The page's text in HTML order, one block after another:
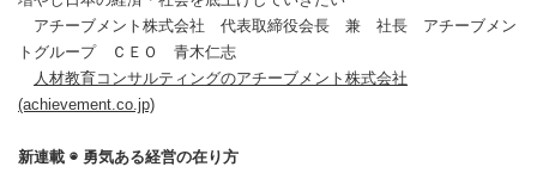
アチーブメント株式会社 代表取締役会長 兼 社長 アチーブメン
トグループ ＣＥＯ 青木仁志
人材教育コンサルティングのアチーブメント株式会社
(achievement.co.jp)
新連載 ◉ 勇気ある経営の在り方